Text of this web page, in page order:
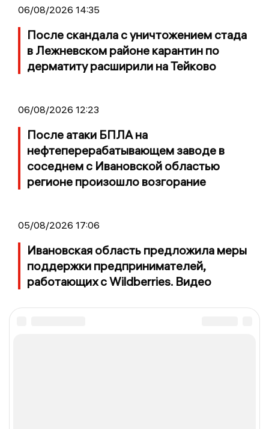
06/08/2026 14:35
После скандала с уничтожением стада
в Лежневском районе карантин по
дерматиту расширили на Тейково
06/08/2026 12:23
После атаки БПЛА на
нефтеперерабатывающем заводе в
соседнем с Ивановской областью
регионе произошло возгорание
05/08/2026 17:06
Ивановская область предложила меры
поддержки предпринимателей,
работающих с Wildberries. Видео